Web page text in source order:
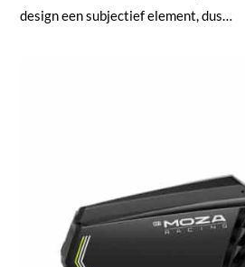
design een subjectief element, dus…